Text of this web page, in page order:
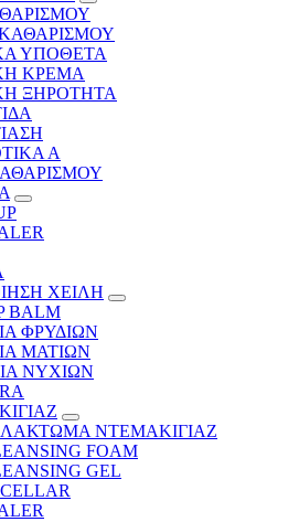
ΥΠΟΘΕΤΑ
ΚΡΕΜΑ
ΞΗΡΟΤΗΤΑ
Α
ΧΕΙΛΗ
BALM
ΦΡΥΔΙΩΝ
ΜΑΤΙΩΝ
ΝΥΧΙΩΝ
ΝΤΕΜΑΚΙΓΙΑΖ
FOAM
GEL